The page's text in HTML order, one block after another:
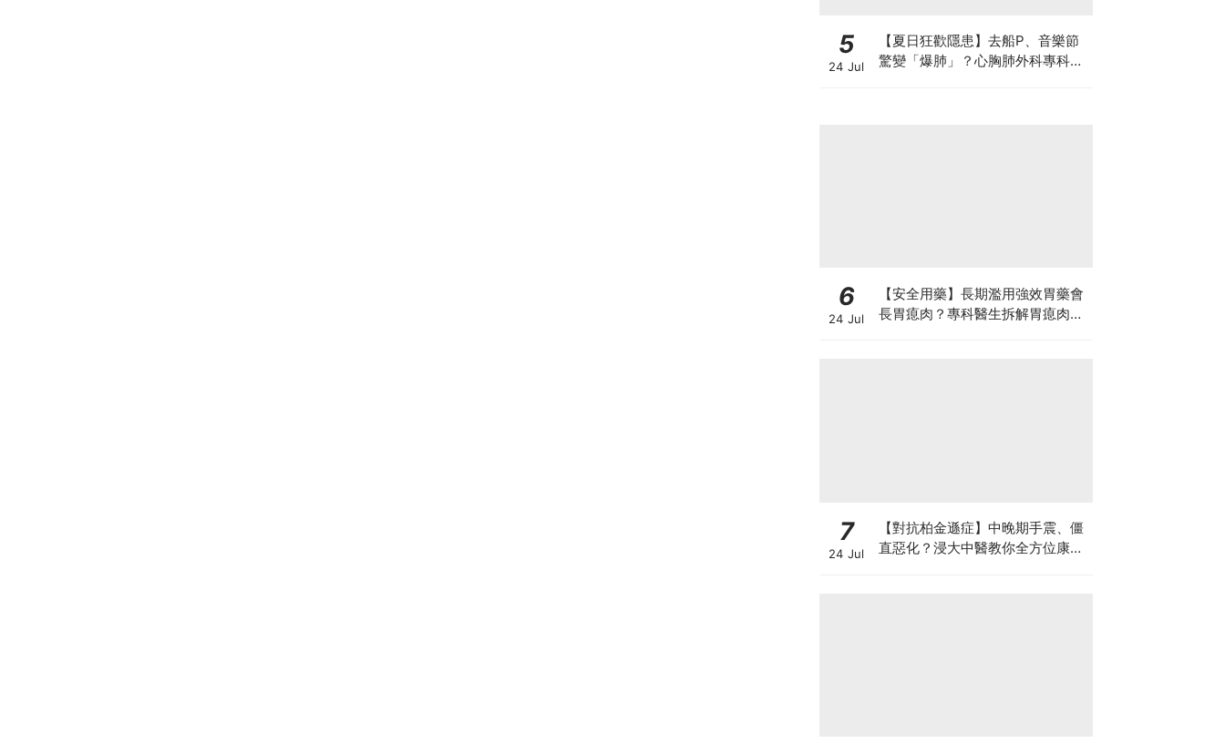
5
24 Jul
【夏日狂歡隱患】去船P、音樂節
驚變「爆肺」？心胸肺外科專科醫
6
24 Jul
【安全用藥】長期濫用強效胃藥會
長胃瘜肉？專科醫生拆解胃瘜肉癌
7
24 Jul
【對抗柏金遜症】中晚期手震、僵
直惡化？浸大中醫教你全方位康復